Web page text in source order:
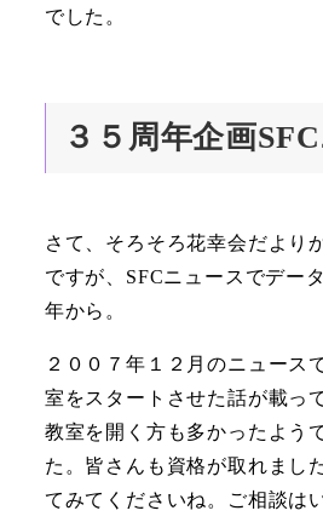
でした。
３５周年企画
さて、そろそろ花幸会だより
ですが、SFCニュースでデー
年から。
２００７年１２月のニュース
室をスタートさせた話が載っ
教室を開く方も多かったよう
た。皆さんも資格が取れまし
てみてくださいね。ご相談は